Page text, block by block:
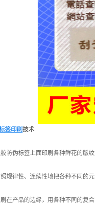
签印刷技术
防伪标签上面印刷各种鲜花的版
规律性、连续性地把各种不同的
在产品的边缘，用各种不同的复